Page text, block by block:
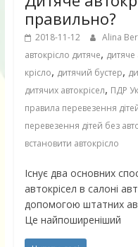
правильно?
2018-11-12 Alina
автокрісло дитяче, дитяче
крісло, дитячий бустер,
дитячих автокрісел, ПДР
правила перевезення
перевезення дітей без
встановити автокрісло
Існує два основних
автокрісел в салоні
допомогою штатних
Це найпоширеніший